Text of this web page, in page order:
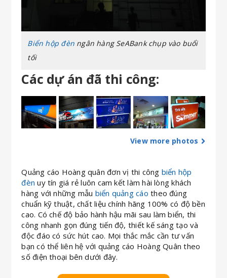
Biển hộp đènngân hàng SeABank chụp vào buổi
tối
Các dự án đã thi công:
View more photos
Quảng cáo Hoàng quân đơn vị thi công biển hộp
đèn uy tín giá rẻ luôn cam kết làm hài lòng khách
hàng với những mẫu biển quảng cáo theo đúng
chuẩn kỹ thuật, chất liệu chính hãng 100% có độ bền
cao. Có chế độ bảo hành hậu mãi sau làm biển, thi
công nhanh gọn đúng tiến độ, thiết kế sáng tạo và
độc đáo có sức hút cao. Mọi thắc mắc cần tư vấn
bạn có thể liên hệ với quảng cáo Hoàng Quân theo
số điện thoại bên dưới đây.